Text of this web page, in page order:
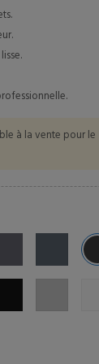
à la vente pour le